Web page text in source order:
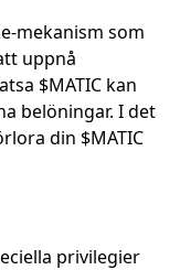
mekanism som
uppnå
$MATIC kan
belöningar. I det
din $MATIC
privilegier